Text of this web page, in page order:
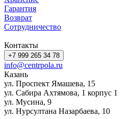
Гарантия
Возврат
Сотрудничество
Контакты
+7 999 265 34 78
info@centrpola.ru
Казань
ул. Проспект Ямашева, 15
ул. Сабира Ахтямова, 1 корпус 1
ул. Мусина, 9
ул. Нурсултана Назарбаева, 10